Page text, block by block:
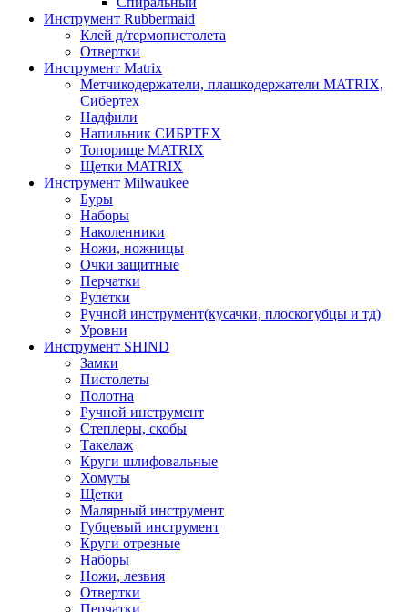
Инструмент Rubbermaid
Клей д/термопистолета
Отвертки
Инструмент Matrix
Метчикодержатели, плашкодержатели MATRIX,
Сибертех
Надфили
Напильник СИБРТЕХ
Топорище MATRIX
Щетки MATRIX
Инструмент Milwaukee
Буры
Наборы
Наколенники
Ножи, ножницы
Очки защитные
Перчатки
Рулетки
Ручной инструмент(кусачки, плоскогубцы и тд)
Уровни
Инструмент SHIND
Замки
Пистолеты
Полотна
Ручной инструмент
Степлеры, скобы
Такелаж
Круги шлифовальные
Хомуты
Щетки
Малярный инструмент
Губцевый инструмент
Круги отрезные
Наборы
Ножи, лезвия
Отвертки
Перчатки